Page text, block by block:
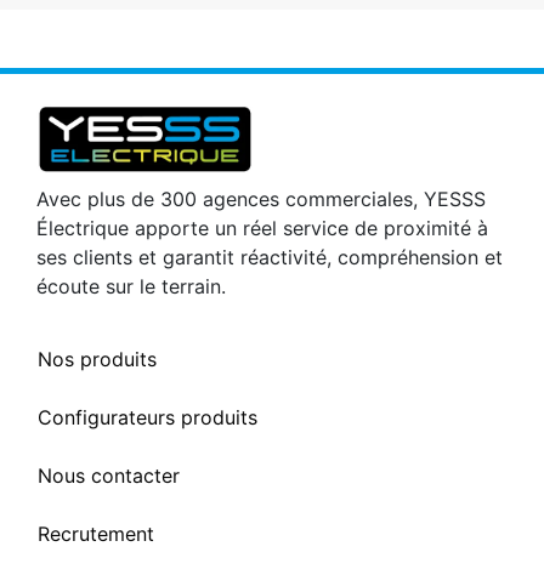
Avec plus de 300 agences commerciales, YESSS
Électrique apporte un réel service de proximité à
ses clients et garantit réactivité, compréhension et
écoute sur le terrain.
Nos produits
Configurateurs produits
Nous contacter
Recrutement